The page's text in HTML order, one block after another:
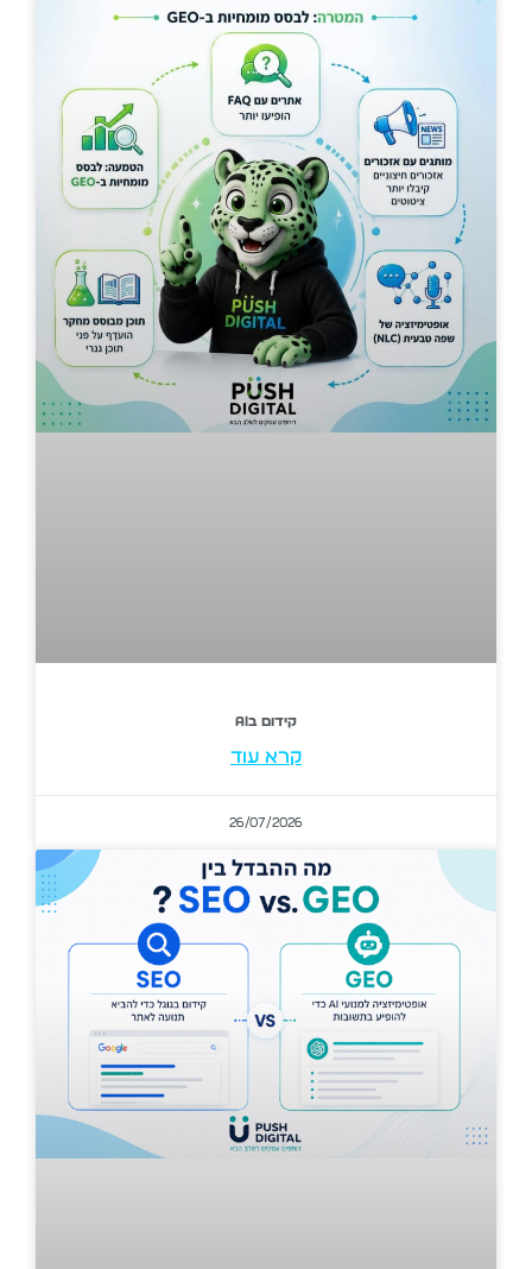
קידום בAI
קרא עוד
26/07/2026